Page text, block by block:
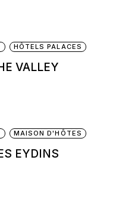
HÔTELS PALACES
VALLEY
MAISON D'HÔTES
EYDINS